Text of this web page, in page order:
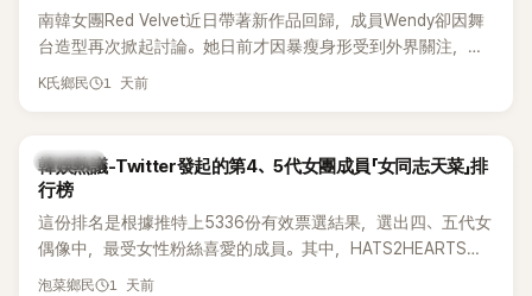
南韓女團Red Velvet近日帶著新作品回歸，成員Wendy卻因舞
台造型再次掀起討論。她日前才因暴瘦身形受到外界關注，又
被質疑在舞台上使用臀墊，如今最新打歌舞台曝光後，再度因
K氏鄉民 1 天前
熱議討論
韓娛熱議-Twitter發起的第4、5代女團成員「女同志天菜」排
行榜
這份排名是根據推特上5336份有效票選結果，選出四、五代女
偶像中，最受女性粉絲喜愛的成員。其中，HATS2HEARTS成
員包攬了前三名，展現了她們在女性社群中的高人氣。
泡菜鄉民 1 天前